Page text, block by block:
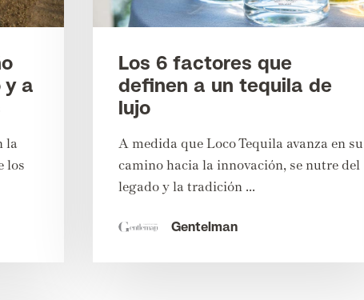
y a
la
los
Los 6 factores que
definen a un tequila de
lujo
A medida que Loco Tequila avanza en su
camino hacia la innovación, se nutre del
legado y la tradición ...
Gentelman